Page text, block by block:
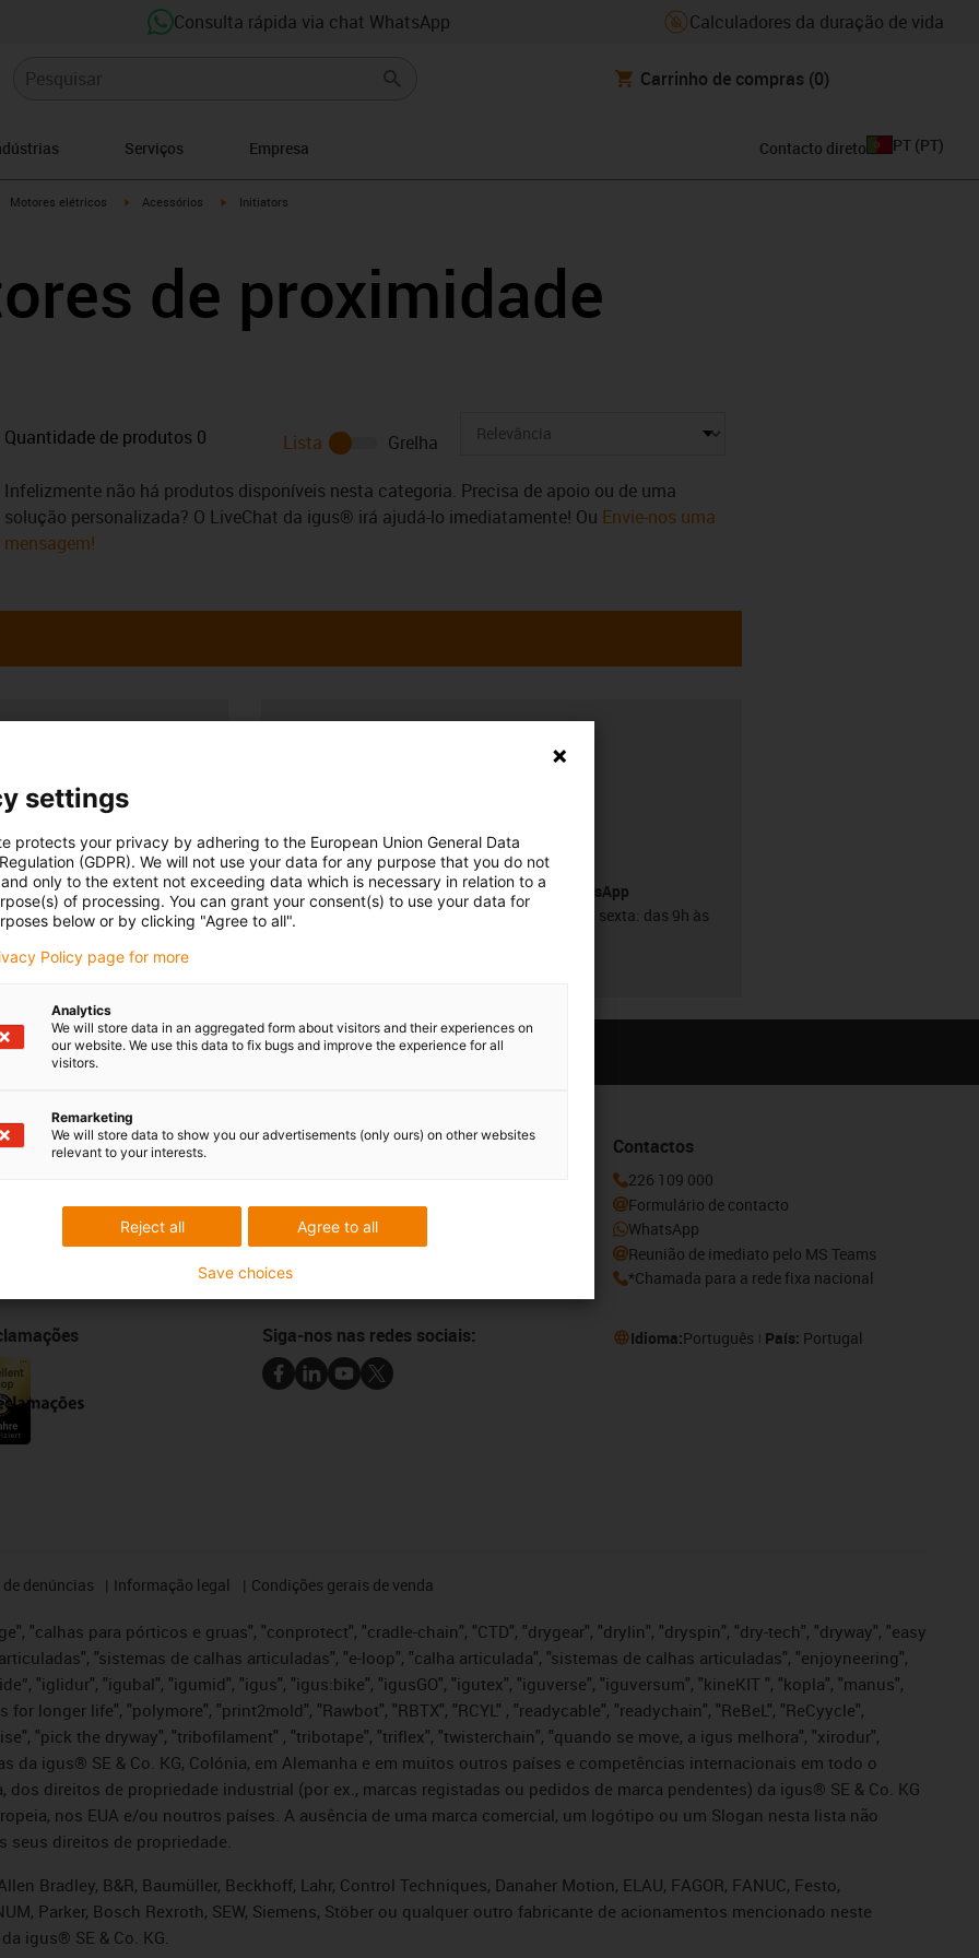
Consulta rápida via chat WhatsApp Calculadores da duração de vida
Carrinho de compras (0)
Serviços Empresa Contacto direto PT (PT)
igus-icon-arrow-right
Motores elétricos igus-icon-arrow-right
Acessórios igus-icon-arrow-right
Initiators
de proximidade
Quantidade de produtos 0 Lista
Grelha
Infelizmente não há produtos disponíveis nesta categoria. Precisa de apoio ou de uma
solução personalizada? O LiveChat da igus® irá ajudá-lo imediatamente! Ou Envie-nos uma
mensagem!
as
phone
911 928 534*
email
Online
Serviço de chat
Segunda - Sexta-feira:
Serviço WhatsApp
De segunda a sexta: das 9h às
Críticas e elogios
CAD
Newsletter
subscreva a newsletter da igus® aqui.
Contactos
226 109 000
Formulário de contacto
WhatsApp
Reunião de imediato pelo MS Teams
*Chamada para a rede fixa nacional
Siga-nos nas redes sociais: Idioma:Português País: Portugal
denúncias Informação legal Condições gerais de venda
"calhas para pórticos e gruas", "conprotect", "cradle-chain", "CTD", "drygear", "drylin", "dryspin", "dry-tech", "dryway", "easy
"sistemas de calhas articuladas", "e-loop", "calha articulada", "sistemas de calhas articuladas", "enjoyneering",
"iglidur", "igubal", "igumid", "igus", "igus:bike", "igusGO", "igutex", "iguverse", "iguversum", "kineKIT ", "kopla", "manus",
longer life", "polymore", "print2mold", "Rawbot", "RBTX", "RCYL" , "readycable", "readychain", "ReBeL", "ReCyycle",
"pick the dryway", "tribofilament" , "tribotape", "triflex", "twisterchain", "quando se move, a igus melhora", "xirodur",
da igus® SE & Co. KG, Colónia, em Alemanha e em muitos outros países e competências internacionais em todo o
direitos de propriedade industrial (por ex., marcas registadas ou pedidos de marca pendentes) da igus® SE & Co. KG
nos EUA e/ou noutros países. A ausência de uma marca comercial, um logótipo ou um Slogan nesta lista não
seus direitos de propriedade.
Bradley, B&R, Baumüller, Beckhoff, Lahr, Control Techniques, Danaher Motion, ELAU, FAGOR, FANUC, Festo,
Parker, Bosch Rexroth, SEW, Siemens, Stöber ou qualquer outro fabricante de acionamentos mencionado neste
igus® SE & Co. KG.
settings
protects your privacy by adhering to the European Union General Data
(GDPR). We will not use your data for any purpose that you do not
only to the extent not exceeding data which is necessary in relation to a
of processing. You can grant your consent(s) to use your data for
below or by clicking "Agree to all".
Policy page for more
Analytics
We will store data in an aggregated form about visitors and their experiences on
our website. We use this data to fix bugs and improve the experience for all
visitors.
Remarketing
We will store data to show you our advertisements (only ours) on other websites
relevant to your interests.
Agree to all
Reject all
Save choices